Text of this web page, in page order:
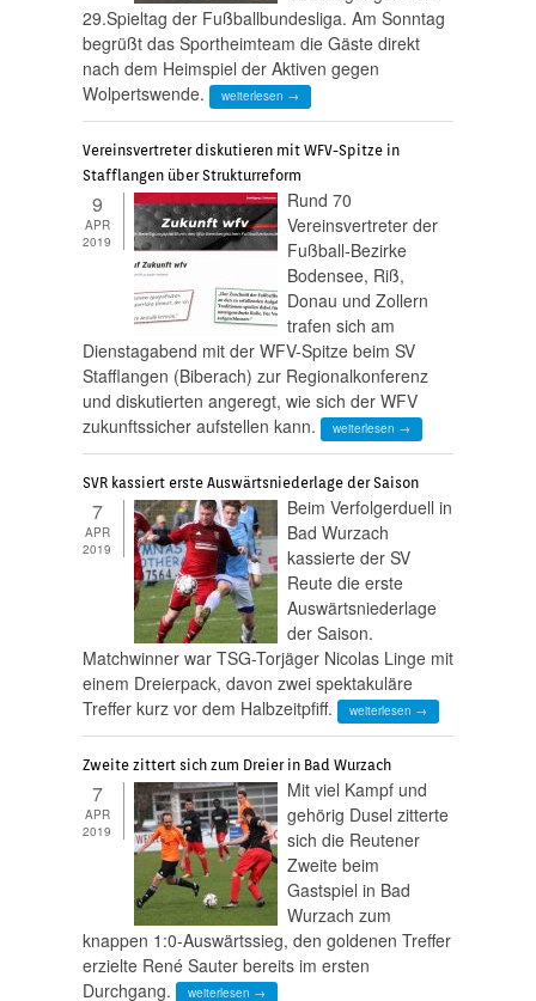
29.Spieltag der Fußballbundesliga. Am Sonntag
begrüßt das Sportheimteam die Gäste direkt
nach dem Heimspiel der Aktiven gegen
Wolpertswende.
weiterlesen →
Vereinsvertreter diskutieren mit WFV-Spitze in
Stafflangen über Strukturreform
9
APR
2019
Rund 70
Vereinsvertreter der
Fußball-Bezirke
Bodensee, Riß,
Donau und Zollern
trafen sich am
Dienstagabend mit der WFV-Spitze beim SV
Stafflangen (Biberach) zur Regionalkonferenz
und diskutierten angeregt, wie sich der WFV
zukunftssicher aufstellen kann.
weiterlesen →
SVR kassiert erste Auswärtsniederlage der Saison
7
APR
2019
Beim Verfolgerduell in
Bad Wurzach
kassierte der SV
Reute die erste
Auswärtsniederlage
der Saison.
Matchwinner war TSG-Torjäger Nicolas Linge mit
einem Dreierpack, davon zwei spektakuläre
Treffer kurz vor dem Halbzeitpfiff.
weiterlesen →
Zweite zittert sich zum Dreier in Bad Wurzach
7
APR
2019
Mit viel Kampf und
gehörig Dusel zitterte
sich die Reutener
Zweite beim
Gastspiel in Bad
Wurzach zum
knappen 1:0-Auswärtssieg, den goldenen Treffer
erzielte René Sauter bereits im ersten
Durchgang.
weiterlesen →